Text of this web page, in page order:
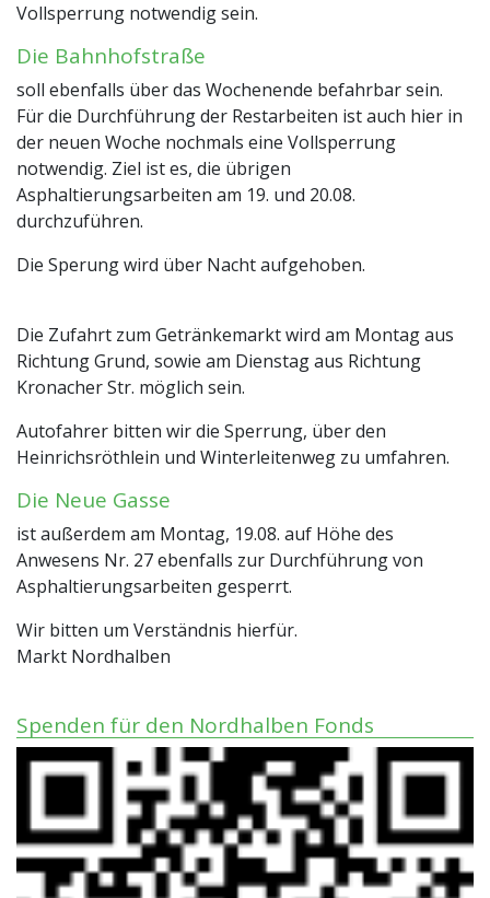
Vollsperrung notwendig sein.
Die Bahnhofstraße
soll ebenfalls über das Wochenende befahrbar sein.
Für die Durchführung der Restarbeiten ist auch hier in
der neuen Woche nochmals eine Vollsperrung
notwendig. Ziel ist es, die übrigen
Asphaltierungsarbeiten am 19. und 20.08.
durchzuführen.
Die Sperung wird über Nacht aufgehoben.
Die Zufahrt zum Getränkemarkt wird am Montag aus
Richtung Grund, sowie am Dienstag aus Richtung
Kronacher Str. möglich sein.
Autofahrer bitten wir die Sperrung, über den
Heinrichsröthlein und Winterleitenweg zu umfahren.
Die Neue Gasse
ist außerdem am Montag, 19.08. auf Höhe des
Anwesens Nr. 27 ebenfalls zur Durchführung von
Asphaltierungsarbeiten gesperrt.
Wir bitten um Verständnis hierfür.
Markt Nordhalben
Spenden für den Nordhalben Fonds